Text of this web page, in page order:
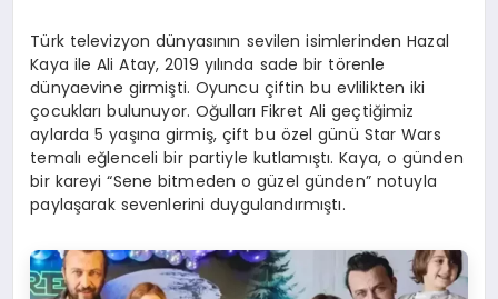
Türk televizyon dünyasının sevilen isimlerinden Hazal
Kaya ile Ali Atay, 2019 yılında sade bir törenle
dünyaevine girmişti. Oyuncu çiftin bu evlilikten iki
çocukları bulunuyor. Oğulları Fikret Ali geçtiğimiz
aylarda 5 yaşına girmiş, çift bu özel günü Star Wars
temalı eğlenceli bir partiyle kutlamıştı. Kaya, o günden
bir kareyi “Sene bitmeden o güzel günden” notuyla
paylaşarak sevenlerini duygulandırmıştı.